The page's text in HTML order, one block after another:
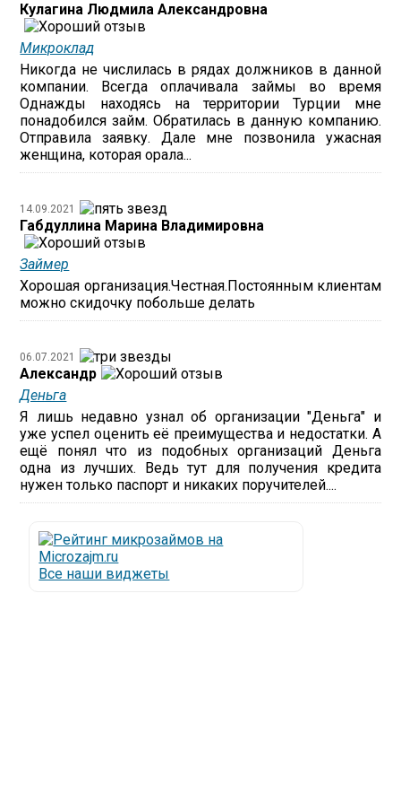
Кулагина Людмила Александровна
Микроклад
Никогда не числилась в рядах должников в данной
компании. Всегда оплачивала займы во время
Однажды находясь на территории Турции мне
понадобился займ. Обратилась в данную компанию.
Отправила заявку. Дале мне позвонила ужасная
женщина, которая орала...
14.09.2021
Габдуллина Марина Владимировна
Займер
Хорошая организация.Честная.Постоянным клиентам
можно скидочку побольше делать
06.07.2021
Александр
Деньга
Я лишь недавно узнал об организации "Деньга" и
уже успел оценить её преимущества и недостатки. А
ещё понял что из подобных организаций Деньга
одна из лучших. Ведь тут для получения кредита
нужен только паспорт и никаких поручителей....
Все наши виджеты